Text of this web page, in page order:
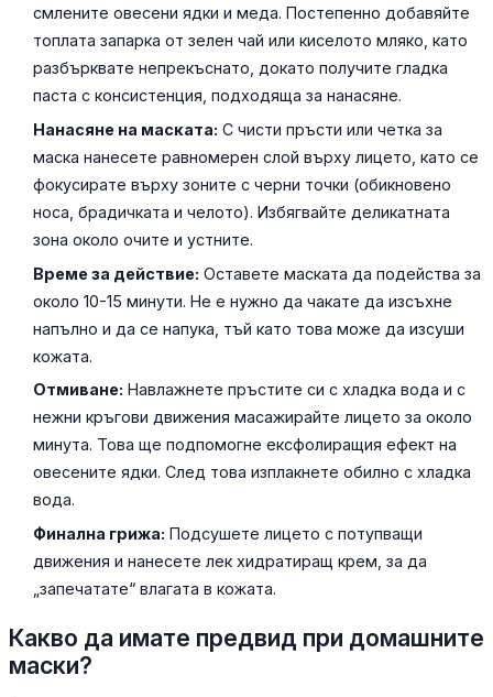
смлените овесени ядки и меда. Постепенно добавяйте
топлата запарка от зелен чай или киселото мляко, като
разбърквате непрекъснато, докато получите гладка
паста с консистенция, подходяща за нанасяне.
Нанасяне на маската: С чисти пръсти или четка за
маска нанесете равномерен слой върху лицето, като се
фокусирате върху зоните с черни точки (обикновено
носа, брадичката и челото). Избягвайте деликатната
зона около очите и устните.
Време за действие: Оставете маската да подейства за
около 10-15 минути. Не е нужно да чакате да изсъхне
напълно и да се напука, тъй като това може да изсуши
кожата.
Отмиване: Навлажнете пръстите си с хладка вода и с
нежни кръгови движения масажирайте лицето за около
минута. Това ще подпомогне ексфолиращия ефект на
овесените ядки. След това изплакнете обилно с хладка
вода.
Финална грижа: Подсушете лицето с потупващи
движения и нанесете лек хидратиращ крем, за да
„запечатате“ влагата в кожата.
Какво да имате предвид при домашните
маски?